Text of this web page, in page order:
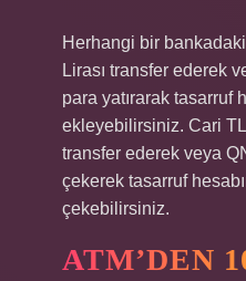
Herhangi bir
Lirası transfer ederek
para yatırarak tasarruf
ekleyebilirsiniz. Cari TL
transfer ederek veya
çekerek tasarruf
çekebilirsiniz.
ATM’DEN